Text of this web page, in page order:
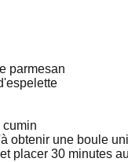
parmesan
cumin
obtenir une boule
placer 30 minutes